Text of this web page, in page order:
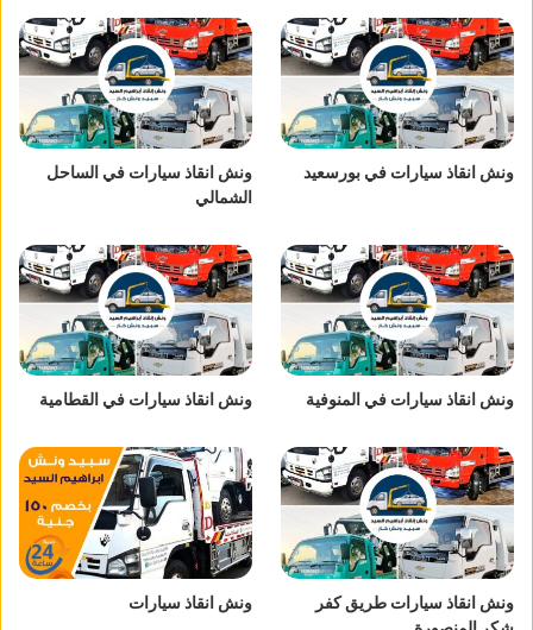
ونش انقاذ سيارات في بورسعيد
ونش انقاذ سيارات في الساحل
الشمالي
ونش انقاذ سيارات في المنوفية ونش انقاذ سيارات في القطامية
ونش انقاذ سيارات طريق كفر
ونش انقاذ سيارات